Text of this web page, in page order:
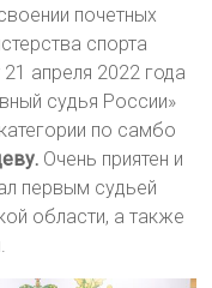
почетных
спорта
апреля 2022 года
судья России»
по самбо
Очень приятен и
первым судьей
области, а также